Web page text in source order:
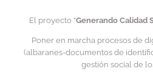
El proyecto “Generando Calidad
Poner en marcha procesos de
(albaranes-documentos de
gestión social de